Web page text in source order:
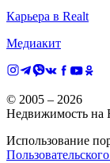
Карьера в Realt
Медиакит
© 2005 – 2026
Недвижимость на
Использование